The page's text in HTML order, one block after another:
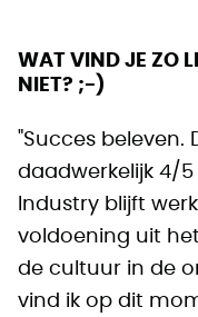
WAT VIND JE ZO
NIET? ;-)
"Succes beleven.
daadwerkelijk 4/
Industry blijft
voldoening uit
de cultuur in de
vind ik op dit